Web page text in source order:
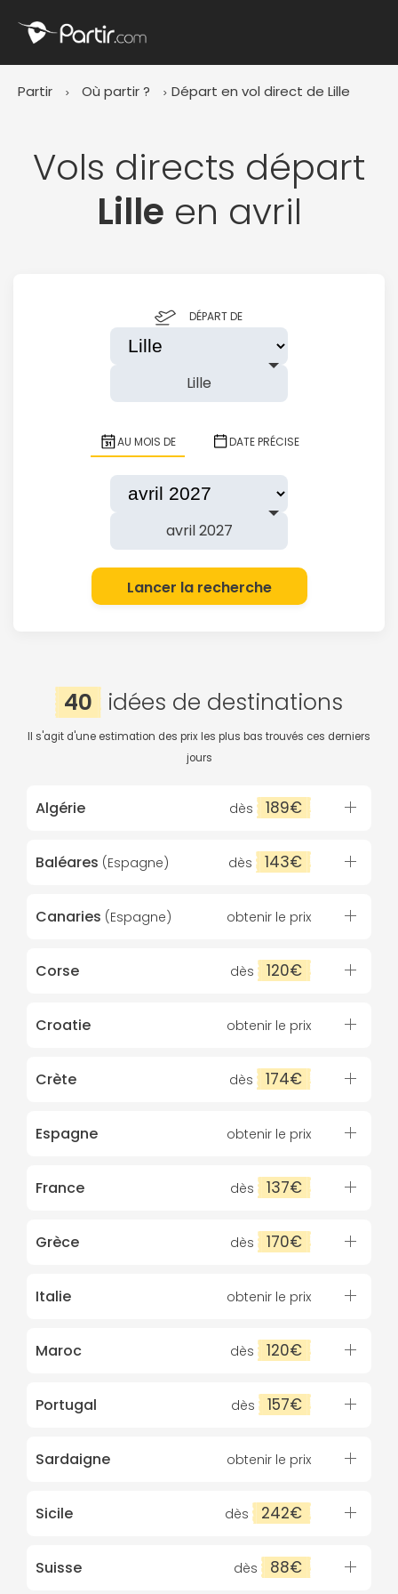
Partir Où partir ? Départ en vol direct de Lille
Vols directs départ
Lille en avril
DÉPART DE
Lille
AU MOIS DE DATE PRÉCISE
avril 2027
Lancer la recherche
40 idées de destinations
Il s'agit d'une estimation des prix les plus bas trouvés ces derniers
jours
Algérie dès 189€
Baléares (Espagne) dès 143€
Canaries (Espagne) obtenir le prix
Corse dès 120€
Croatie obtenir le prix
Crète dès 174€
Espagne obtenir le prix
France dès 137€
Grèce dès 170€
Italie obtenir le prix
Maroc dès 120€
Portugal dès 157€
Sardaigne obtenir le prix
Sicile dès 242€
Suisse dès 88€
Décembre